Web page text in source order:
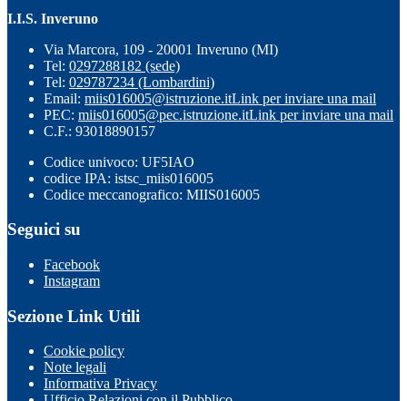
I.I.S. Inveruno
Via Marcora, 109 - 20001 Inveruno (MI)
Tel: 0297288182 (sede)
Tel: 029787234 (Lombardini)
Email: miis016005@istruzione.itLink per inviare una mail
PEC: miis016005@pec.istruzione.itLink per inviare una mail
C.F.: 93018890157
Codice univoco: UF5IAO
codice IPA: istsc_miis016005
Codice meccanografico: MIIS016005
Seguici su
Facebook
Instagram
Sezione Link Utili
Cookie policy
Note legali
Informativa Privacy